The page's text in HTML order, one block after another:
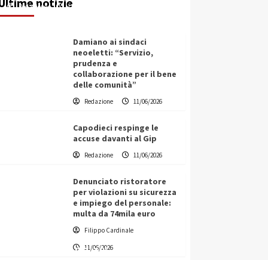
Redazione 11/06/2026
Damiano ai sindaci
neoeletti: “Servizio,
prudenza e
collaborazione per il bene
delle comunità”
Redazione 11/06/2026
Capodieci respinge le
accuse davanti al Gip
Redazione 11/06/2026
Denunciato ristoratore
per violazioni su sicurezza
e impiego del personale:
multa da 74mila euro
Filippo Cardinale
11/06/2026
Vino in Italia: il giro d’affari
contribuisce all’1,1% del PIL